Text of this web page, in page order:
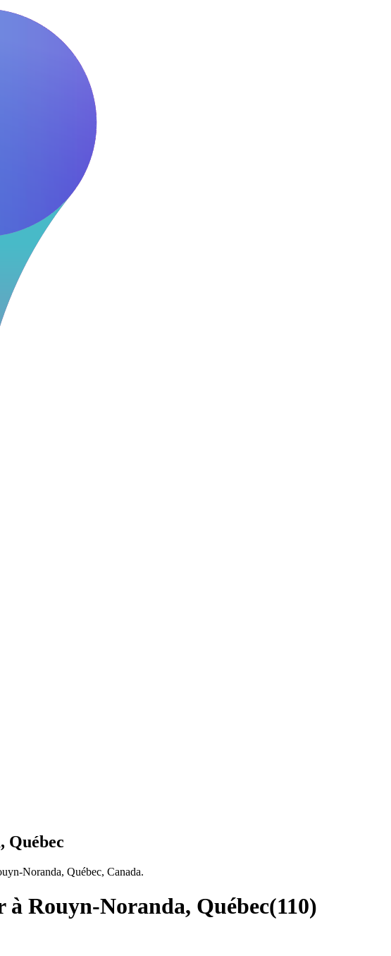
Québec
Noranda, Québec, Canada.
Rouyn-Noranda, Québec(110)